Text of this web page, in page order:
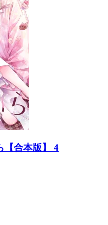
【合本版】 4